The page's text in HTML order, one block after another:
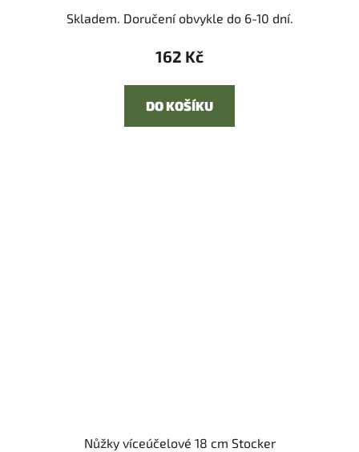
Skladem. Doručení obvykle do 6-10 dní.
162 Kč
DO KOŠÍKU
Nůžky víceúčelové 18 cm Stocker